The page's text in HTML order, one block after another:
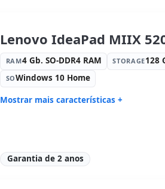
Multimídia: Leitor impressões
digitais · Câmera traseira · Câmera
frontal
Lenovo IdeaPad MIIX
RAM4 Gb. SO-DDR4 RAM STORAGE128
SOWindows 10 Home
Mostrar mais características +
Cartões: Network:
Garantia de 2 anos